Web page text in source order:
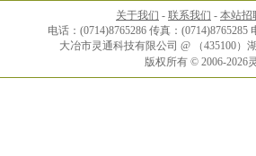
关于我们 - 联系我们 - 本站招
电话：(0714)8765286 传真：(0714)8765285
大冶市灵通科技有限公司 @ （435100
版权所有 © 2006-2026